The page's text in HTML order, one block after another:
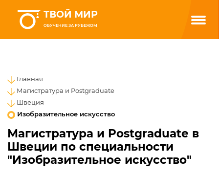
ТВОЙ МИР
ОБУЧЕНИЕ ЗА РУБЕЖОМ
Главная
Магистратура и Postgraduate
Швеция
Изобразительное искусство
Магистратура и Postgraduate в
Швеции по специальности
"Изобразительное искусство"